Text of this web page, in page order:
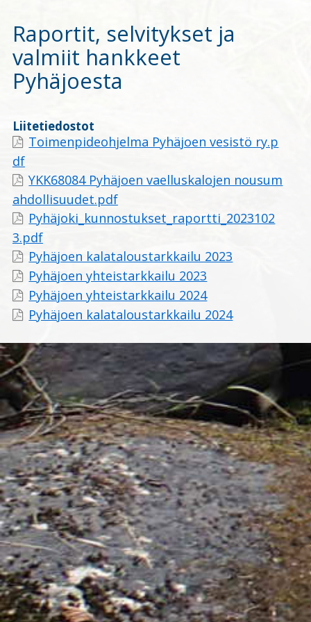
Raportit, selvitykset ja
valmiit hankkeet
Pyhäjoesta
Liitetiedostot
Toimenpideohjelma Pyhäjoen vesistö ry.p
df
YKK68084 Pyhäjoen vaelluskalojen nousum
ahdollisuudet.pdf
Pyhäjoki_kunnostukset_raportti_2023102
3.pdf
Pyhäjoen kalataloustarkkailu 2023
Pyhäjoen yhteistarkkailu 2023
Pyhäjoen yhteistarkkailu 2024
Pyhäjoen kalataloustarkkailu 2024